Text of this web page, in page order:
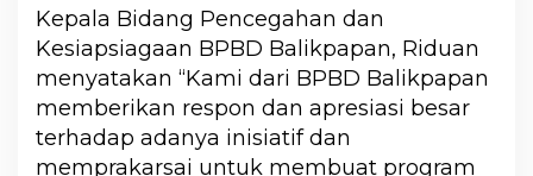
Kepala Bidang Pencegahan dan
Kesiapsiagaan BPBD Balikpapan, Riduan
menyatakan “Kami dari BPBD Balikpapan
memberikan respon dan apresiasi besar
terhadap adanya inisiatif dan
memprakarsai untuk membuat program